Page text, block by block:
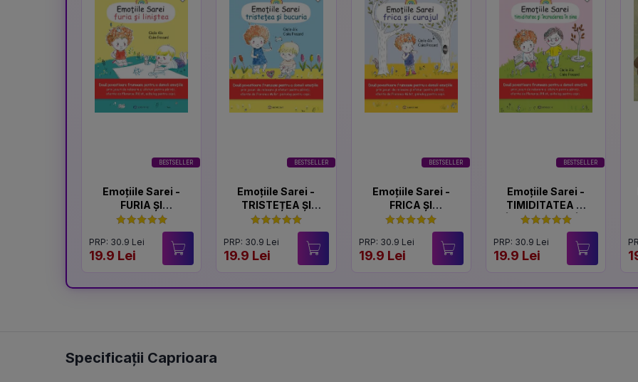
BESTSELLER
Emoțiile Sarei -
FURIA ȘI
LINIȘTEA
PRP: 30.9 Lei
19.9 Lei
BESTSELLER
Emoțiile Sarei -
TRISTEȚEA ȘI
BUCURIA
PRP: 30.9 Lei
19.9 Lei
BESTSELLER
Emoțiile Sarei -
FRICA ȘI
CURAJUL
PRP: 30.9 Lei
19.9 Lei
BESTSELLER
Emoțiile Sarei -
TIMIDITATEA ȘI
ÎNCREDEREA ÎN
PRP: 30.9 Lei
19.9 Lei
Specificații Caprioara